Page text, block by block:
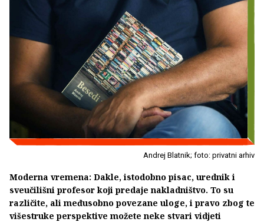
Andrej Blatnik; foto: privatni arhiv
Moderna vremena: Dakle, istodobno pisac, urednik i
sveučilišni profesor koji predaje nakladništvo. To su
različite, ali međusobno povezane uloge, i pravo zbog te
višestruke perspektive možete neke stvari vidjeti